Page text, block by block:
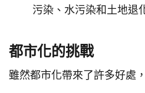
污染、水污染和土地退
都市化的挑戰
雖然都市化帶來了許多好處